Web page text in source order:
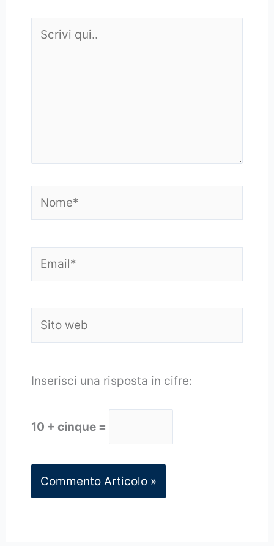
qui..
web
Inserisci una risposta in cifre:
10 + cinque =